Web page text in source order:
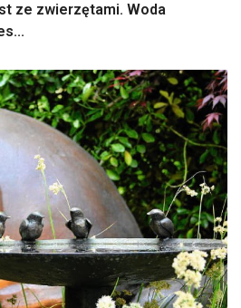
ze zwierzętami. Woda